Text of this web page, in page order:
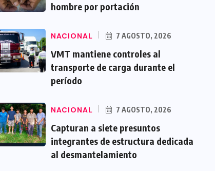
hombre por portación
NACIONAL 7 AGOSTO, 2026
VMT mantiene controles al
transporte de carga durante el
período
NACIONAL 7 AGOSTO, 2026
Capturan a siete presuntos
integrantes de estructura dedicada
al desmantelamiento